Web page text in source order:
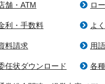
舗・ATM ロ
利・手数料 よ
料請求 用
任状ダウンロード 各